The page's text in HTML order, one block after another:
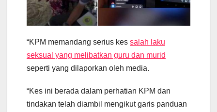
“KPM memandang serius kes salah laku
seksual yang melibatkan guru dan murid
seperti yang dilaporkan oleh media.
“Kes ini berada dalam perhatian KPM dan
tindakan telah diambil mengikut garis panduan